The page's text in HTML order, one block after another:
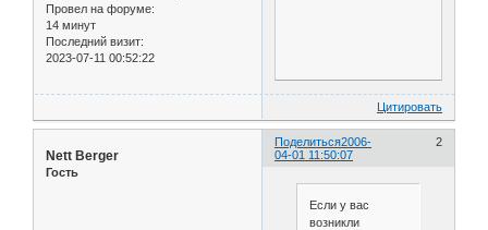
Провел на форуме:
14 минут
Последний визит:
2023-07-11 00:52:22
Цитировать
Поделиться 2
2006-
04-01 11:50:07
Nett Berger
Гость
Если у вас
возникли